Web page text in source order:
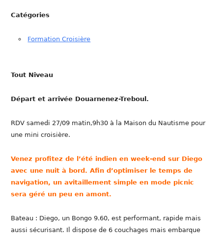
Catégories
Formation Croisière
Tout Niveau
Départ et arrivée Douarnenez-Treboul.
RDV samedi 27/09 matin,9h30 à la Maison du Nautisme pour
une mini croisière.
Venez profitez de l’été indien en week-end sur Diego
avec une nuit à bord. Afin d’optimiser le temps de
navigation, un avitaillement simple en mode picnic
sera géré un peu en amont.
Bateau : Diego, un Bongo 9.60, est performant, rapide mais
aussi sécurisant. Il dispose de 6 couchages mais embarque